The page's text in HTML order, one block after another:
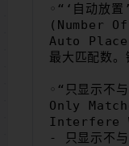
◦“‘自动放
(Number
Auto
最大匹配数
◦“只显示不
Only
Interfere
- 只显示不与